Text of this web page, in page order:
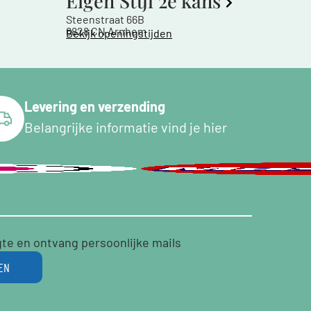
Steenstraat 66B
6828 CN Arnhem
Bekijk openingstijden
Levering en verzending
Belangrijke informatie vind je hier
en ontvang persoonlijke mails